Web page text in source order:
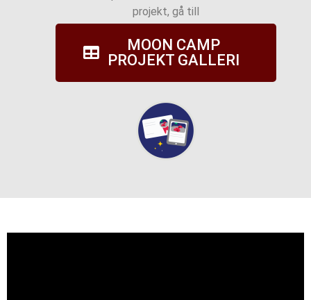
projekt, gå till
MOON CAMP
PROJEKT GALLERI